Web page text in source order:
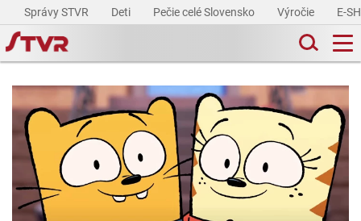
Správy STVR Deti Pečie celé Slovensko Výročie E-